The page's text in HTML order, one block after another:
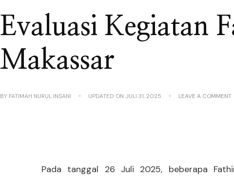
Evaluasi Kegiatan
Makassar
BY FATIMAH NURUL INSANI UPDATED ON JULI 31, 2025 LEAVE A COMMENT
Pada tanggal 26 Juli 2025, beberapa